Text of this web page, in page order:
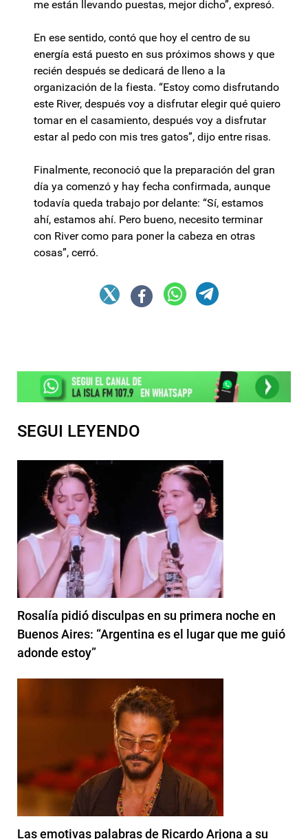
me están llevando puestas, mejor dicho”, expresó.
En ese sentido, contó que hoy el centro de su
energía está puesto en sus próximos shows y que
recién después se dedicará de lleno a la
organización de la fiesta. “Estoy como disfrutando
este River, después voy a disfrutar elegir qué quiero
tomar en el casamiento, después voy a disfrutar
estar al pedo con mis tres gatos”, dijo entre risas.
Finalmente, reconoció que la preparación del gran
día ya comenzó y hay fecha confirmada, aunque
todavía queda trabajo por delante: “Sí, estamos
ahí, estamos ahí. Pero bueno, necesito terminar
con River como para poner la cabeza en otras
cosas”, cerró.
SEGUI LEYENDO
Rosalía pidió disculpas en su primera noche en
Buenos Aires: “Argentina es el lugar que me guió
adonde estoy”
Las emotivas palabras de Ricardo Arjona a su